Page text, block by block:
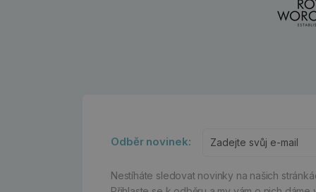
Odběr novinek:
Nestíháte sledovat novinky na našich